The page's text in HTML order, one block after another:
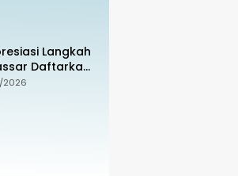
Langkah
Daftarkan
PORPROV ke
2026